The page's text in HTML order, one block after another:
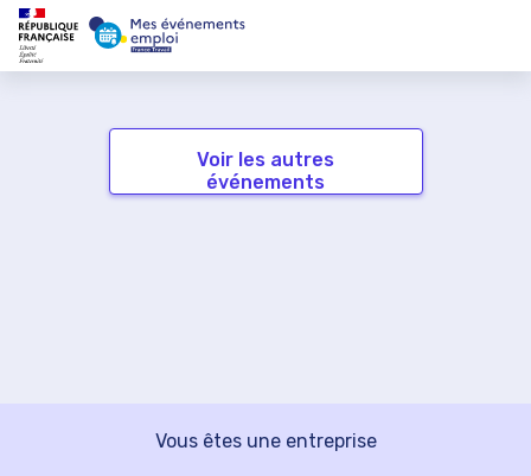
Voir les autres
événements
Vous êtes une entreprise